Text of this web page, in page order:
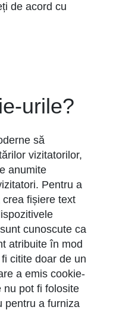
de acord cu
urile?
să
vizitatorilor,
anumite
Pentru a
fișiere text
cunoscute ca
atribuite în mod
citite doar de un
a emis cookie-
nu pot fi folosite
pentru a furniza